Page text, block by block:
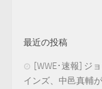
最近の投稿
[WWE･速報] ジ
インズ、中邑真輔